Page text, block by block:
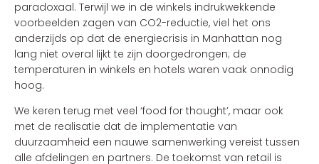
paradoxaal. Terwijl we in de winkels indrukwekkende
voorbeelden zagen van CO2-reductie, viel het ons
anderzijds op dat de energiecrisis in Manhattan nog
lang niet overal lijkt te zijn doorgedrongen; de
temperaturen in winkels en hotels waren vaak onnodig
hoog.
We keren terug met veel ‘food for thought’, maar ook
met de realisatie dat de implementatie van
duurzaamheid een nauwe samenwerking vereist tussen
alle afdelingen en partners. De toekomst van retail is